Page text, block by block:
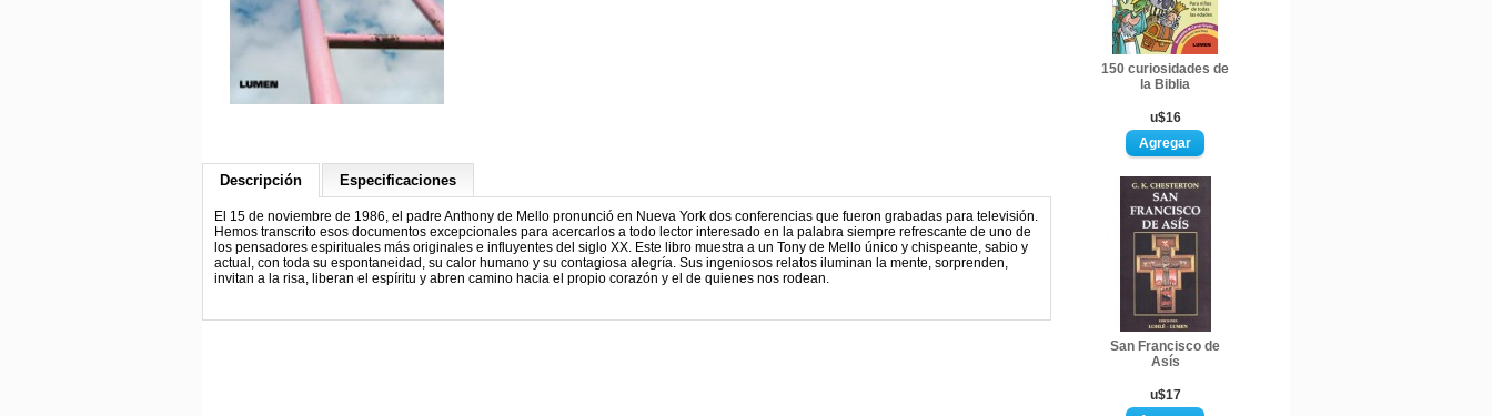
150 curiosidades de
la Biblia
u$16
San Francisco de
Asís
u$17
Descripción Especificaciones
El 15 de noviembre de 1986, el padre Anthony de Mello pronunció en Nueva York dos conferencias que fueron grabadas para televisión.
Hemos transcrito esos documentos excepcionales para acercarlos a todo lector interesado en la palabra siempre refrescante de uno de
los pensadores espirituales más originales e influyentes del siglo XX. Este libro muestra a un Tony de Mello único y chispeante, sabio y
actual, con toda su espontaneidad, su calor humano y su contagiosa alegría. Sus ingeniosos relatos iluminan la mente, sorprenden,
invitan a la risa, liberan el espíritu y abren camino hacia el propio corazón y el de quienes nos rodean.